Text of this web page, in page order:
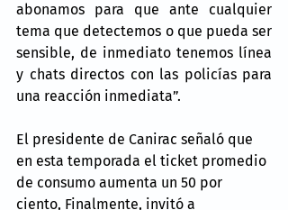
abonamos para que ante cualquier
tema que detectemos o que pueda ser
sensible, de inmediato tenemos línea
y chats directos con las policías para
una reacción inmediata”.
El presidente de Canirac señaló que
en esta temporada el ticket promedio
de consumo aumenta un 50 por
ciento, Finalmente, invitó a